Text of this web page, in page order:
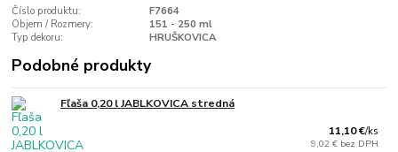
Číslo produktu:
F7664
Objem / Rozmery:
151 - 250 ml
Typ dekoru:
HRUŠKOVICA
Podobné produkty
Fľaša 0,20 l JABLKOVICA stredná
11,10 €/ks
9,02 € bez DPH